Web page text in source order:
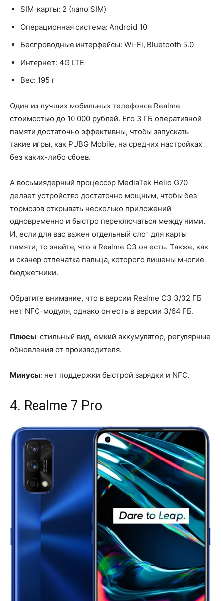
SIM-карты: 2 (nano SIM)
Операционная система: Android 10
Беспроводные интерфейсы: Wi-Fi, Bluetooth 5.0
Интернет: 4G LTE
Вес: 195 г
Один из лучших мобильных телефонов Realme
стоимостью до 10 000 рублей. Его 3 ГБ оперативной
памяти достаточно эффективны, чтобы запускать
такие игры, как PUBG Mobile, на средних настройках
без каких-либо сбоев.
А восьмиядерный процессор MediaTek Helio G70
делает устройство достаточно мощным, чтобы без
тормозов открывать несколько приложений
одновременно и быстро переключаться между ними.
И, если для вас важен отдельный слот для карты
памяти, то знайте, что в Realme C3 он есть. Также, как
и сканер отпечатка пальца, которого лишены многие
бюджетники.
Обратите внимание, что в версии Realme C3 3/32 ГБ
нет NFC-модуля, однако он есть в версии 3/64 ГБ.
Плюсы: стильный вид, емкий аккумулятор, регулярные
обновления от производителя.
Минусы: нет поддержки быстрой зарядки и NFC.
4. Realme 7 Pro